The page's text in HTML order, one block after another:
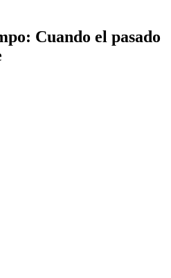
Cuando el pasado